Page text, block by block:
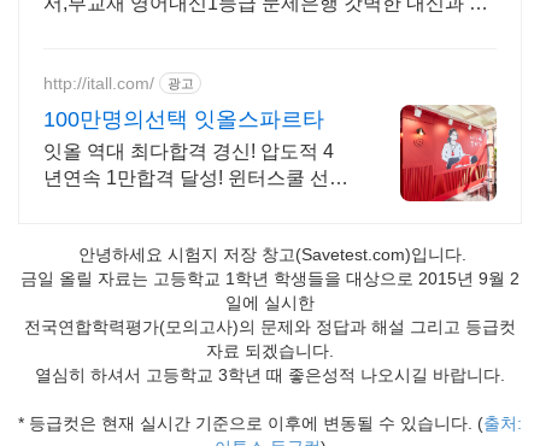
http://itall.com/ 광고
100만명의선택 잇올스파르타
잇올 역대 최다합격 경신! 압도적 4
년연속 1만합격 달성! 윈터스쿨 선착
노하우안녕하세요 시험지 저장 창고(Savetest.com)입니다.
금일 올릴 자료는 고등학교 1학년 학생들을 대상으로 2015년 9월 2
일에 실시한
전국연합학력평가(모의고사)의 문제와 정답과 해설 그리고 등급컷
자료 되겠습니다.
열심히 하셔서 고등학교 3학년 때 좋은성적 나오시길 바랍니다.
* 등급컷은 현재 실시간 기준으로 이후에 변동될 수 있습니다. (출처: